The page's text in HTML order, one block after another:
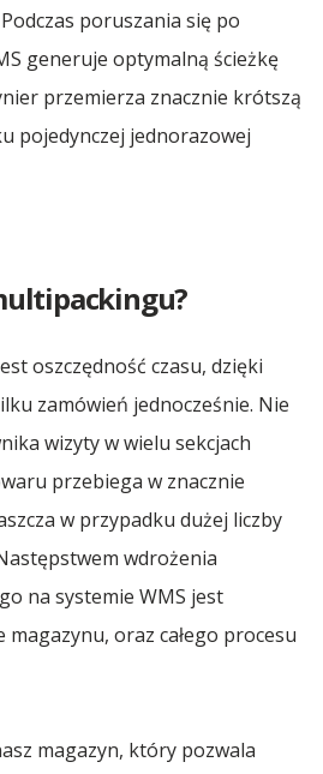
Polska Szwecja
Polska Słowacja
Polska Ukraina
Polska Włochy
Polska Łotwa
Polska – Szwajcaria | Spedycja do
Góra
z Gdańska
Tenisa Stołowego SuperLiga
2023
Sopot 2
Cup SPA 23
poruszania się po
generuje optymalną ścieżkę
przemierza znacznie krótszą
pojedynczej jednorazowej
oszczędność czasu, dzięki
zamówień jednocześnie. Nie
wizyty w wielu sekcjach
przebiega w znacznie
w przypadku dużej liczby
wdrożenia
na systemie WMS jest
magazynu, oraz całego procesu
magazyn, który pozwala